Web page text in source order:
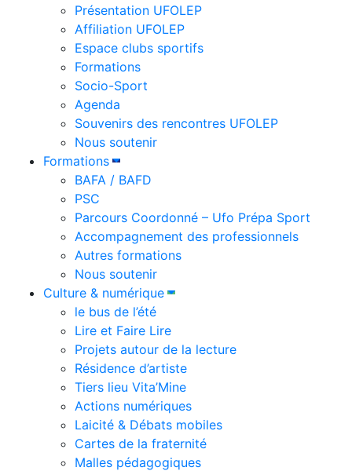
Présentation UFOLEP
Affiliation UFOLEP
Espace clubs sportifs
Formations
Socio-Sport
Agenda
Souvenirs des rencontres UFOLEP
Nous soutenir
Formations
BAFA / BAFD
PSC
Parcours Coordonné – Ufo Prépa Sport
Accompagnement des professionnels
Autres formations
Nous soutenir
Culture & numérique
le bus de l’été
Lire et Faire Lire
Projets autour de la lecture
Résidence d’artiste
Tiers lieu Vita’Mine
Actions numériques
Laicité & Débats mobiles
Cartes de la fraternité
Malles pédagogiques